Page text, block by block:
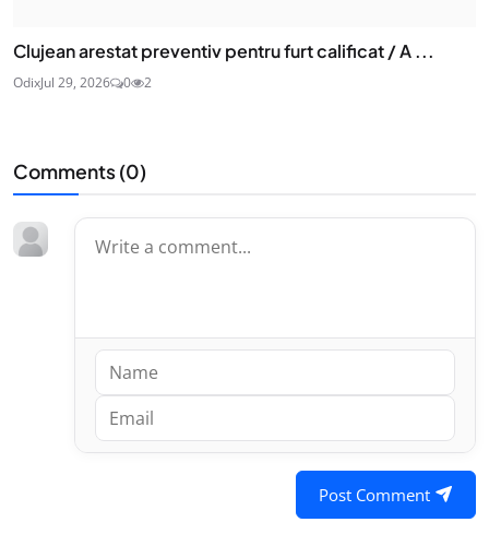
Clujean arestat preventiv pentru furt calificat / A ...
OdixJul 29, 2026 0 2
Comments (0)
Post Comment